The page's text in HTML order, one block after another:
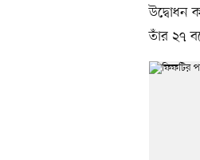
উদ্বোধন
তাঁর ২৭